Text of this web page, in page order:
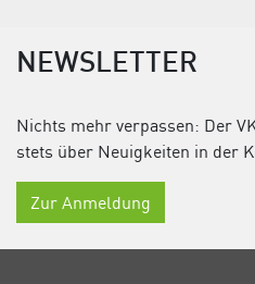
NEWSLETTER
Nichts mehr verpassen: Der
stets über Neuigkeiten in der
Zur Anmeldung